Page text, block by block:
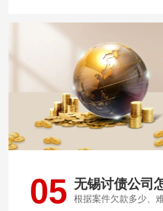
05 无锡讨债公司
根据案件欠款多少、